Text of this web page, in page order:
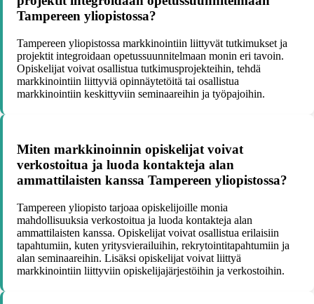
Tampereen yliopistossa?
Tampereen yliopistossa markkinointiin liittyvät tutkimukset ja
projektit integroidaan opetussuunnitelmaan monin eri tavoin.
Opiskelijat voivat osallistua tutkimusprojekteihin, tehdä
markkinointiin liittyviä opinnäytetöitä tai osallistua
markkinointiin keskittyviin seminaareihin ja työpajoihin.
Miten markkinoinnin opiskelijat voivat
verkostoitua ja luoda kontakteja alan
ammattilaisten kanssa Tampereen yliopistossa?
Tampereen yliopisto tarjoaa opiskelijoille monia
mahdollisuuksia verkostoitua ja luoda kontakteja alan
ammattilaisten kanssa. Opiskelijat voivat osallistua erilaisiin
tapahtumiin, kuten yritysvierailuihin, rekrytointitapahtumiin ja
alan seminaareihin. Lisäksi opiskelijat voivat liittyä
markkinointiin liittyviin opiskelijajärjestöihin ja verkostoihin.